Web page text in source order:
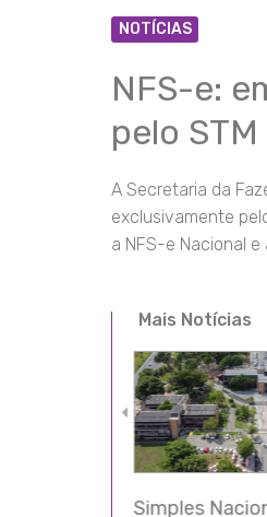
NOTÍCIAS
NFS-e:
pelo
A Secretaria da
exclusivamente
a NFS-e Nacional
Mais Notícias
SEFAZ